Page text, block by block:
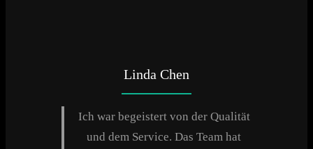
Linda Chen
Ich war begeistert von der Qualität
und dem Service. Das Team hat